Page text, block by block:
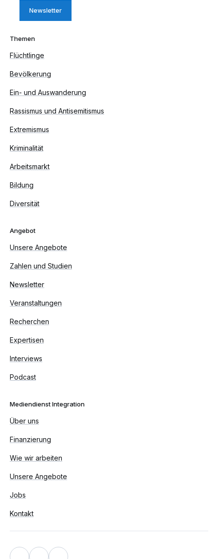
Newsletter
Themen
Flüchtlinge
Bevölkerung
Ein- und Auswanderung
Rassismus und Antisemitismus
Extremismus
Kriminalität
Arbeitsmarkt
Bildung
Diversität
Angebot
Unsere Angebote
Zahlen und Studien
Newsletter
Veranstaltungen
Recherchen
Expertisen
Interviews
Podcast
Mediendienst Integration
Über uns
Finanzierung
Wie wir arbeiten
Unsere Angebote
Jobs
Kontakt